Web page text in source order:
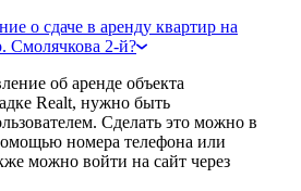
о сдаче в аренду квартир на
Смолячкова 2-й?
об аренде объекта
Realt, нужно быть
Сделать это можно в
номера телефона или
можно войти на сайт через